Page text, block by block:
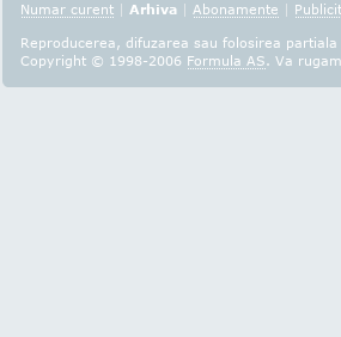
Numar curent | Arhiva | Abonamente |
Reproducerea, difuzarea sau folosirea
Copyright © 1998-2006 Formula AS. Va